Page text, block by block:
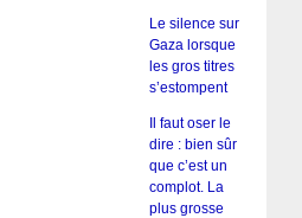
Le silence sur
Gaza lorsque
les gros titres
s’estompent
Il faut oser le
dire : bien sûr
que c’est un
complot. La
plus grosse